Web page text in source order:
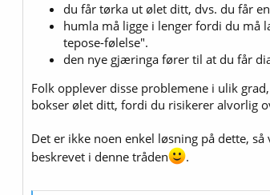
du får tørka ut ølet ditt, dvs. du får
humla må ligge i lenger fordi du må
tepose-følelse".
den nye gjæringa fører til at du får
Folk opplever disse problemene i ulik
bokser ølet ditt, fordi du risikerer alvorlig
Det er ikke noen enkel løsning på dette,
beskrevet i denne tråden
.